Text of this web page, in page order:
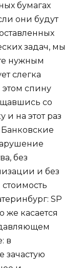
бумагах
они будут
задач, мы
нужным
слегка
спину
со
и на этот раз
без
и без
SP
же касается
в
зачастую